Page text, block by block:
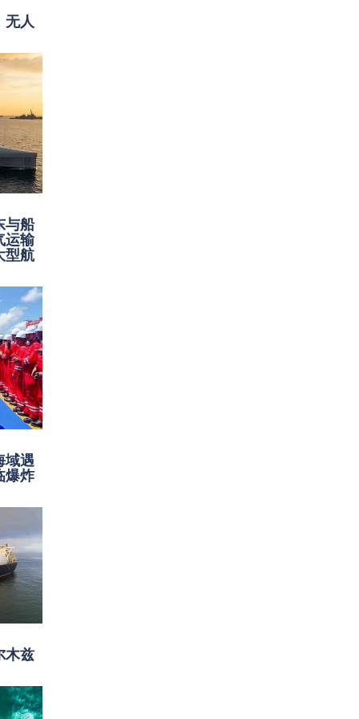
无人
与船
运输
型航
域遇
爆炸
木兹